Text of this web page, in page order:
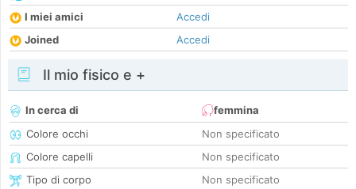
I miei amici
Accedi
Joined
Accedi
Il mio fisico e +
In cerca di
femmina
Colore occhi
Non specificato
Colore capelli
Non specificato
Tipo di corpo
Non specificato